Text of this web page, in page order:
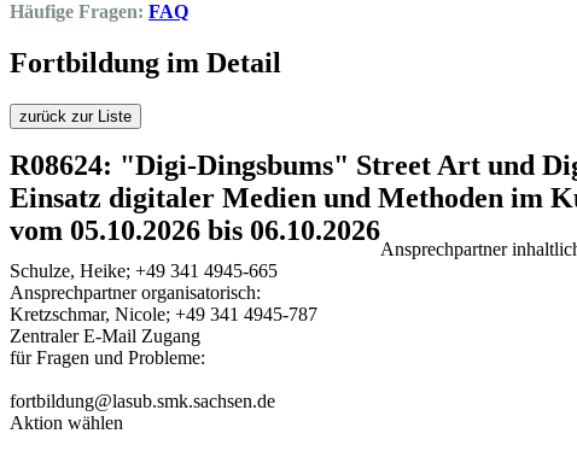
Häufige Fragen: FAQ
Fortbildung im Detail
zurück zur Liste
R08624: "Digi-Dingsbums" Street Art und
Einsatz digitaler Medien und Methoden im
vom 05.10.2026 bis 06.10.2026
Ansprechpartner
Schulze, Heike; +49 341 4945-665
Ansprechpartner organisatorisch:
Kretzschmar, Nicole; +49 341 4945-787
Zentraler E-Mail Zugang
für Fragen und Probleme:
fortbildung@lasub.smk.sachsen.de
Aktion wählen